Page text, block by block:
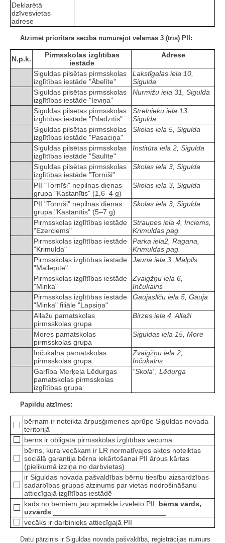
Deklarētā
dzīvesvietas
adrese
Atzīmēt prioritārā secībā numurējot vēlamās 3 (trīs) PII:
N.p.k.
Pirmsskolas izglītības
iestāde
Adrese
Siguldas pilsētas pirmsskolas
izglītības iestāde "Ābelīte"
Lakstīgalas iela 10,
Sigulda
Siguldas pilsētas pirmsskolas
izglītības iestāde "Ieviņa"
Nurmižu iela 31, Sigulda
Siguldas pilsētas pirmsskolas
izglītības iestāde "Pīlādzītis"
Strēlnieku iela 13,
Sigulda
Siguldas pilsētas pirmsskolas
izglītības iestāde "Pasaciņa"
Skolas iela 5, Sigulda
Siguldas pilsētas pirmsskolas
izglītības iestāde "Saulīte"
Institūta iela 2, Sigulda
Siguldas pilsētas pirmsskolas
izglītības iestāde "Tornīši"
Skolas iela 3, Sigulda
PII "Tornīši" nepilnas dienas
grupa "Kastanītis" (1,6–4 g)
Skolas iela 3, Sigulda
PII "Tornīši" nepilnas dienas
grupa "Kastanītis" (5–7 g)
Skolas iela 3, Sigulda
Pirmsskolas izglītības iestāde
"Ezerciems"
Straupes iela 4, Inciems,
Krimuldas pag.
Pirmsskolas izglītības iestāde
"Krimulda"
Parka iela2, Ragana,
Krimuldas pag.
Pirmsskolas izglītības iestāde
"Māllēpīte"
Jaunā iela 3, Mālpils
Pirmsskolas izglītības iestāde
"Minka"
Zvaigžņu iela 6,
Inčukalns
Pirmsskolas izglītības iestāde
"Minka" filiāle "Lapsiņa"
Gaujaslīču iela 5, Gauja
Allažu pamatskolas
pirmsskolas grupa
Birzes iela 4, Allaži
Mores pamatskolas
pirmsskolas grupa
Siguldas iela 15, More
Inčukalna pamatskolas
pirmsskolas grupa
Zvaigžņu iela 2,
Inčukalns
Garlība Merķeļa Lēdurgas
pamatskolas pirmsskolas
izglītības grupa
"Skola", Lēdurga
Papildu atzīmes:
bērnam ir noteikta ārpusģimenes aprūpe Siguldas novada
teritorijā
bērns ir obligātā pirmsskolas izglītības vecumā
bērns, kura vecākam ir LR normatīvajos aktos noteiktas
sociālā garantija bērna iekārtošanai PII ārpus kārtas
(pielikumā izziņa no darbvietas)
ir Siguldas novada pašvaldības bērnu tiesību aizsardzības
sadarbības grupas atzinums par vietas nodrošināšanu
attiecīgajā izglītības iestādē
kāds no bērniem jau apmeklē izvēlēto PII: bērna vārds,
uzvārds
vecāks ir darbinieks attiecīgajā PII
Datu pārzinis ir Siguldas novada pašvaldība, reģistrācijas numurs